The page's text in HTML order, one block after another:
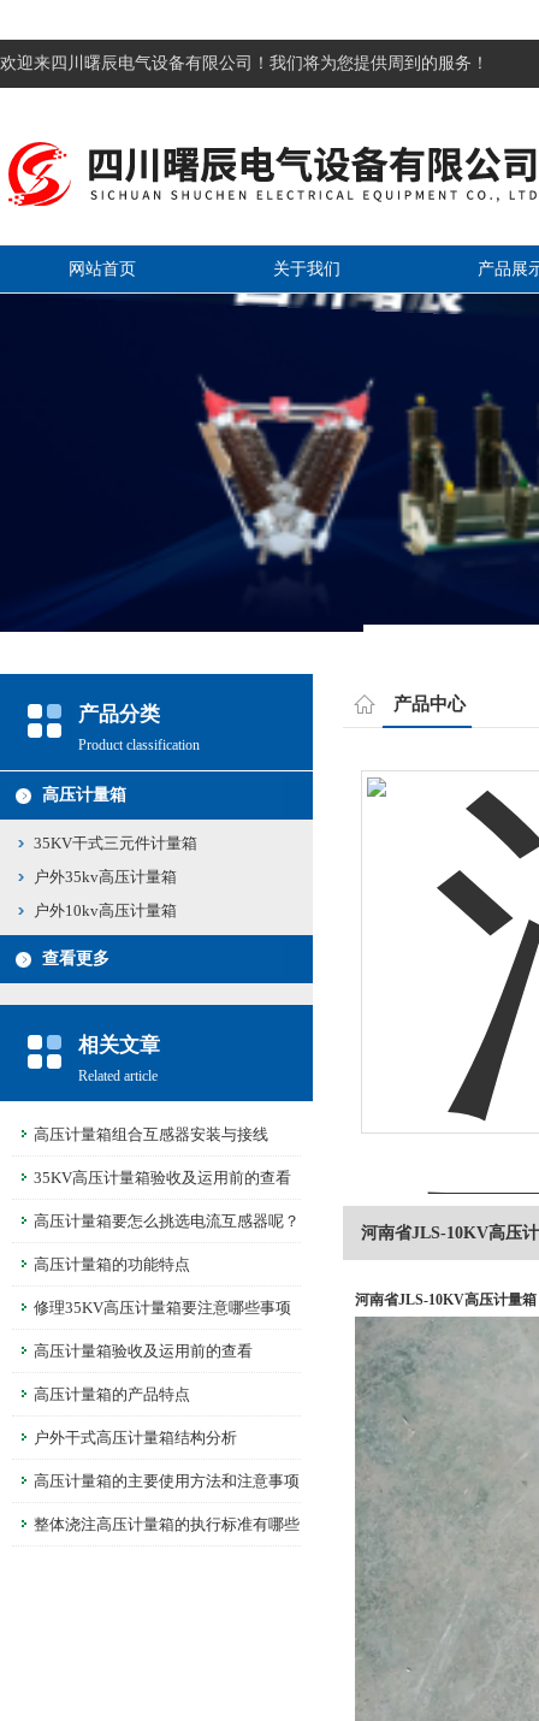
欢迎来四川曙辰电气设备有限公司！我们将为您提供周到的服务！
网站首页 关于我们 产品展
产品分类
Product classification
高压计量箱
35KV干式三元件计量箱
户外35kv高压计量箱
户外10kv高压计量箱
查看更多
相关文章
Related article
高压计量箱组合互感器安装与接线
35KV高压计量箱验收及运用前的查看
高压计量箱要怎么挑选电流互感器呢？
高压计量箱的功能特点
修理35KV高压计量箱要注意哪些事项
呢？高压计量箱验收及运用前的查看
高压计量箱的产品特点
户外干式高压计量箱结构分析
高压计量箱的主要使用方法和注意事项
整体浇注高压计量箱的执行标准有哪些
产品中心
河南省JLS-10KV高压
河南省JLS-10KV高压计量箱